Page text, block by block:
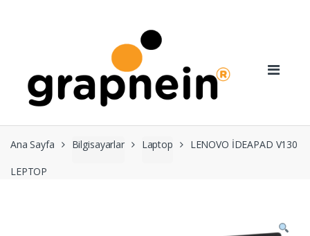
Ana Sayfa Bilgisayarlar Laptop LENOVO İDEAPAD V130
LEPTOP